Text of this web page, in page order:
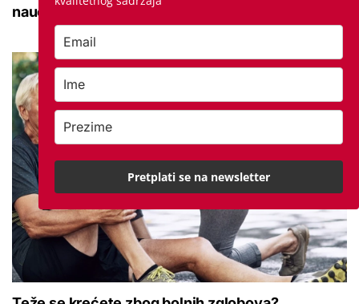
naučio
Pretplati se na newsletter